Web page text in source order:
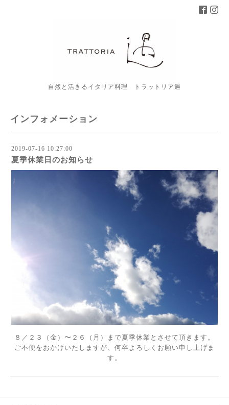
自然と活きるイタリア料理 トラットリア遇
インフォメーション
2019-07-16 10:27:00
夏季休業日のお知らせ
８／２３（金）〜２６（月）まで夏季休業とさせて頂きます。
ご不便をおかけいたしますが、何卒よろしくお願い申し上げま
す。